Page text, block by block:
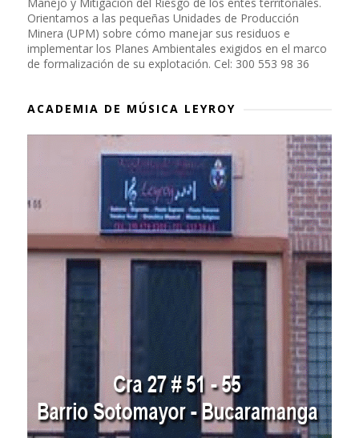
Orientamos a las pequeñas Unidades de Producción
Minera (UPM) sobre cómo manejar sus residuos e
implementar los Planes Ambientales exigidos en el marco
de formalización de su explotación. Cel: 300 553 98 36
ACADEMIA DE MÚSICA LEYROY